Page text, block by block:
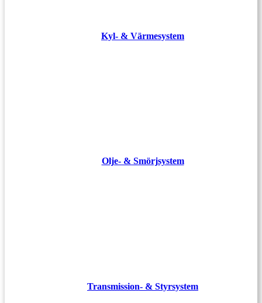
Kyl- & Värmesystem
Olje- & Smörjsystem
Transmission- & Styrsystem